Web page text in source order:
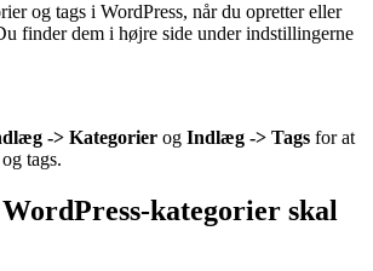
og tags i WordPress, når du opretter eller
finder dem i højre side under indstillingerne
-> Kategorier og Indlæg -> Tags for at
tags.
kategorier skal